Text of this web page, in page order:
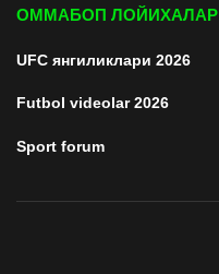
ОММАБОП ЛОЙИХАЛАР
UFC янгиликлари 2026
Futbol videolar 2026
Sport forum